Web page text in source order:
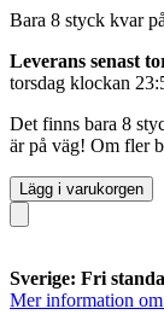
Bara 8 styck kvar
Leverans senast
torsdag klockan
Det finns bara 8
är på väg! Om fler
Lägg i varukorgen
Sverige: Fri
Mer information